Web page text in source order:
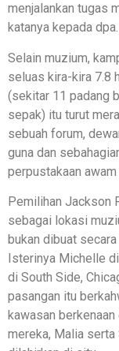
menjalankan tugas
katanya kepada dpa.
Selain muzium,
seluas kira-kira 7.8
(sekitar 11 padang
sepak) itu turut
sebuah forum,
guna dan
perpustakaan awam
Pemilihan Jackson
sebagai lokasi
bukan dibuat
Isterinya Michelle
di South Side,
pasangan itu
kawasan berkenaan
mereka, Malia serta